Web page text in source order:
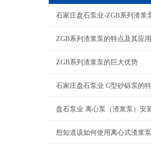
ZGB系列渣浆泵的特点及其应用
​ZGB系列渣浆泵的巨大优势